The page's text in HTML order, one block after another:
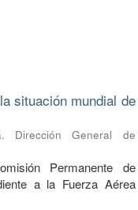
situación mundial de
Dirección General de
Permanente de
a la Fuerza Aérea